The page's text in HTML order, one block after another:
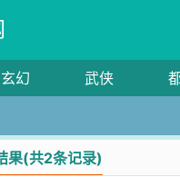
玄幻 武侠
果(共2条记录)